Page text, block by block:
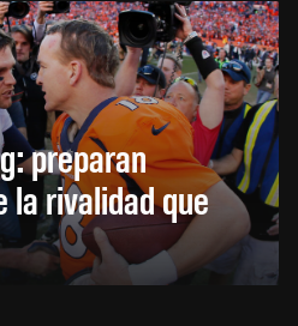
preparan
la rivalidad que